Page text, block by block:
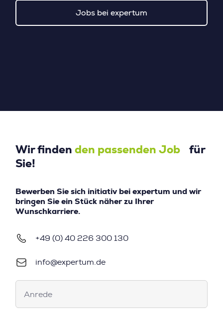
Jobs bei expertum
Wir finden den passenden Job für
Sie!
Bewerben Sie sich initiativ bei expertum und wir
bringen Sie ein Stück näher zu Ihrer
Wunschkarriere.
+49 (0) 40 226 300 130
info@expertum.de
Anrede
Anrede